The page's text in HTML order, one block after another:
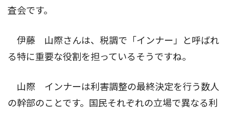
査会です。
伊藤 山際さんは、税調で「インナー」と呼ばれ
る特に重要な役割を担っているそうですね。
山際 インナーは利害調整の最終決定を行う数人
の幹部のことです。国民それぞれの立場で異なる利